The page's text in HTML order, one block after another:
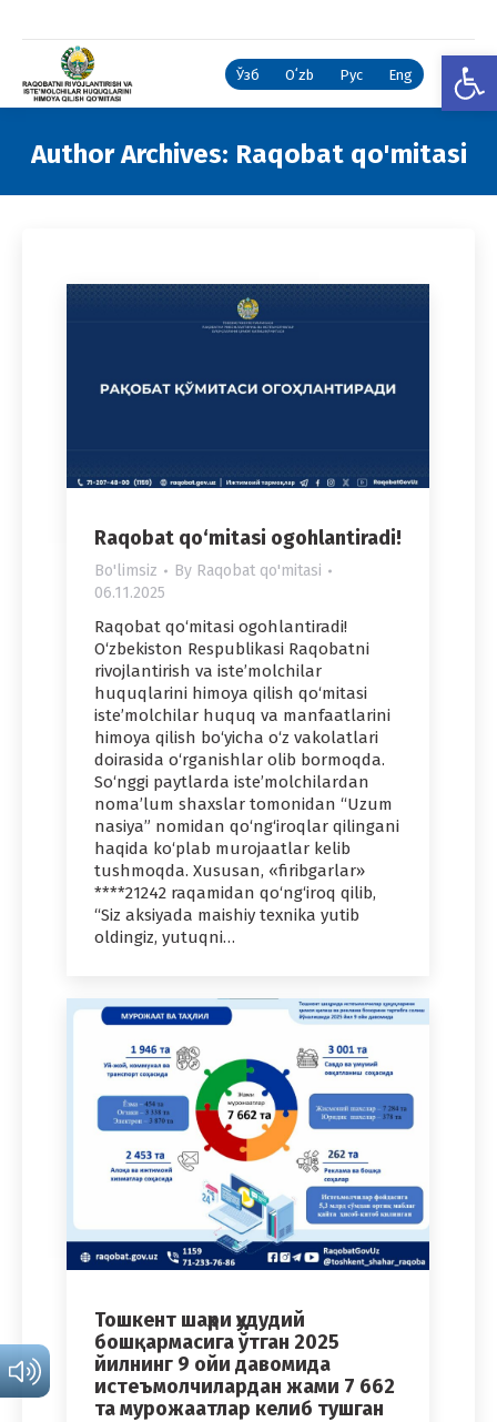
Ўзб Oʻzb Рус Eng
Author Archives: Raqobat qo'mitasi
Raqobat qo‘mitasi ogohlantiradi!
Bo'limsiz By Raqobat qo'mitasi
06.11.2025
Raqobat qo‘mitasi ogohlantiradi!
O‘zbekiston Respublikasi Raqobatni
rivojlantirish va iste’molchilar
huquqlarini himoya qilish qo‘mitasi
iste’molchilar huquq va manfaatlarini
himoya qilish bo‘yicha o‘z vakolatlari
doirasida o‘rganishlar olib bormoqda.
So‘nggi paytlarda iste’molchilardan
noma’lum shaxslar tomonidan “Uzum
nasiya” nomidan qo‘ng‘iroqlar qilingani
haqida ko‘plab murojaatlar kelib
tushmoqda. Xususan, «firibgarlar»
****21242 raqamidan qo‘ng‘iroq qilib,
“Siz aksiyada maishiy texnika yutib
oldingiz, yutuqni…
Тошкент шаҳри ҳудудий
бошқармасига ўтган 2025
йилнинг 9 ойи давомида
истеъмолчилардан жами 7 662
та мурожаатлар келиб тушган